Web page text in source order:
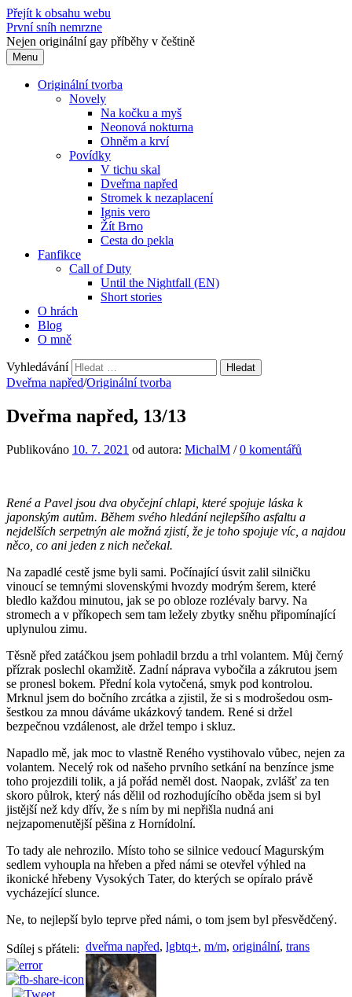
Přejít k obsahu webu
První sníh nemrzne
Nejen originální gay příběhy v češtině
Menu
Originální tvorba
Novely
Na kočku a myš
Neonová nokturna
Ohněm a krví
Povídky
V tichu skal
Dveřma napřed
Stromek k nezaplacení
Ignis vero
Žít Brno
Cesta do pekla
Fanfikce
Call of Duty
Until the Nightfall (EN)
Short stories
O hrách
Blog
O mně
Vyhledávání
Dveřma napřed/Originální tvorba
Dveřma napřed, 13/13
Publikováno 10. 7. 2021 od autora: MichalM /0 komentářů
René a Pavel jsou dva obyčejní chlapi, které spojuje láska k
japonským autům. Během svého hledání nejlepšího asfaltu a
nejdelších serpetnýn ale možná zjistí, že je toho spojuje víc, a najdou
něco, co ani jeden z nich nečekal.
Na zapadlé cestě jsme byli sami. Počínající úsvit zalil silničku
vinoucí se temnými slovenskými hvozdy modrým šerem, které
bledlo každou minutou, jak se po obloze rozlévaly barvy. Na
stromech a v příkopech sem tam ležely zbytky sněhu připomínající
uplynulou zimu.
Těsně před zatáčkou jsem pohladil brzdu a trhl volantem. Můj černý
přízrak poslechl okamžitě. Zadní náprava vybočila a zákrutou jsem
se pronesl bokem. Přední kola vytočená, smyk pod kontrolou.
Mrknul jsem do bočního zrcátka a zjistil, že si s modrošedou osm-
šestkou za mnou dáváme ukázkový tandem. René si držel
bezpečnou vzdálenost, ale držel tempo i skluz.
Napadlo mě, jak moc to vlastně Reného vystihovalo vůbec, nejen za
volantem. Necelý rok od našeho prvního setkání na benzínce jsme
toho projezdili tolik, a já pořád neměl dost. Naopak, zvlášť za ten
skoro půlrok, který nás dělil od rozhodujícího oběda jsem si byl
jistější než kdy dřív, že s ním by mi nepřišla nudná ani
nejzapomenutější pěšina z Hornídolní.
To tady ale nehrozilo. Místo toho se silnice vedoucí Magurským
sedlem vyhoupla na hřeben a před námi se otevřel výhled na
ikonické hřebeny Vysokých Tater, do kterých se opíralo právě
vycházející slunce.
Ne, to nejlepší bylo teprve před námi, o tom jsem byl přesvědčený.
Sdílej s přáteli: dveřma napřed, lgbtq+, m/m, originální, trans